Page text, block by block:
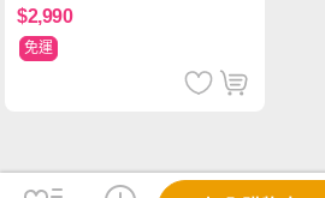
$2,990
免運